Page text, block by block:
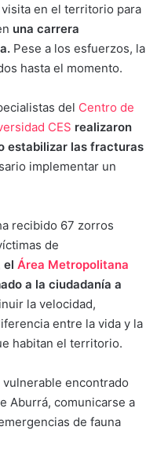
en el territorio para
una carrera
Pese a los esfuerzos, la
hasta el momento.
del Centro de
CES realizaron
estabilizar las fracturas
implementar un
recibido 67 zorros
de
el Área Metropolitana
a la ciudadanía a
la velocidad,
entre la vida y la
habitan el territorio.
encontrado
Aburrá, comunicarse a
de fauna